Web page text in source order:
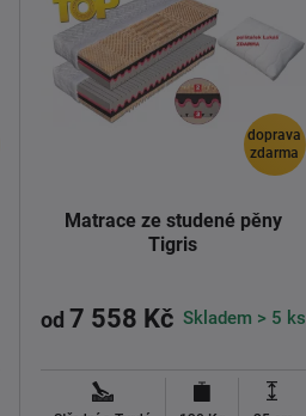
doprava
zdarma
Matrace ze studené pěny
Tigris
od 7 558 Kč Skladem > 5 ks